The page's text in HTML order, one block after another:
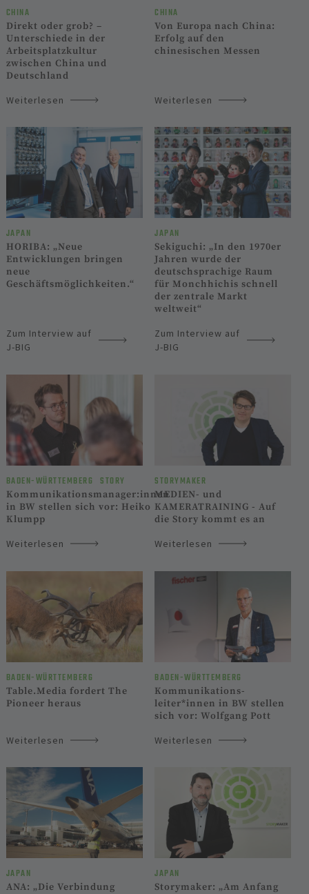
CHINA
Direkt oder grob? –
Unterschiede in der
Arbeitsplatzkultur
zwischen China und
Deutschland
Weiterlesen
CHINA
Von Europa nach China:
Erfolg auf den
chinesischen Messen
Weiterlesen
JAPAN
HORIBA: „Neue
Entwicklungen bringen
neue
Geschäftsmöglichkeiten.“
Zum Interview auf
J-BIG
JAPAN
Sekiguchi: „In den 1970er
Jahren wurde der
deutschsprachige Raum
für Monchhichis schnell
der zentrale Markt
weltweit“
Zum Interview auf
J-BIG
BADEN-WÜRTTEM­BERG STORY
Kommunikationsmanager:innen
in BW stellen sich vor: Heiko
Klumpp
Weiterlesen
STORYMAKER
MEDIEN- und
KAMERATRAINING - Auf
die Story kommt es an
Weiterlesen
BADEN-WÜRTTEM­BERG
Table.Media fordert The
Pioneer heraus
Weiterlesen
BADEN-WÜRTTEM­BERG
Kommunikations­
leiter*innen in BW stellen
sich vor: Wolfgang Pott
Weiterlesen
JAPAN
ANA: „Die Verbindung
JAPAN
Storymaker: „Am Anfang